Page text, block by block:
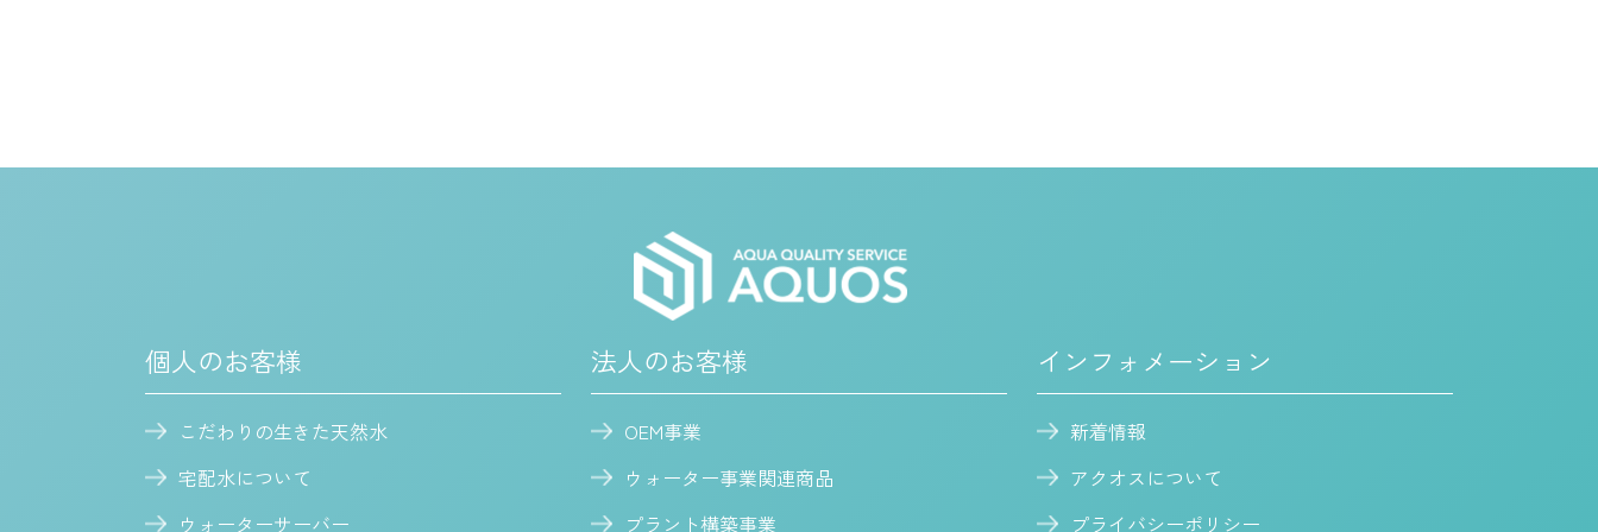
個人のお客様
こだわりの生きた天然水
宅配水について
ウォーターサーバー
法人のお客様
OEM事業
ウォーター事業関連商品
プラント構築事業
インフォメーション
新着情報
アクオスについて
プライバシーポリシー